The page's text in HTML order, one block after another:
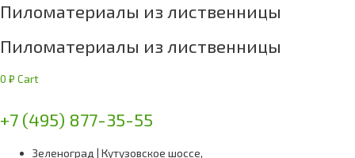
Пиломатериалы из лиственницы
Пиломатериалы из лиственницы
0 ₽ Cart
+7 (495) 877-35-55
Зеленоград | Кутузовское шоссе,